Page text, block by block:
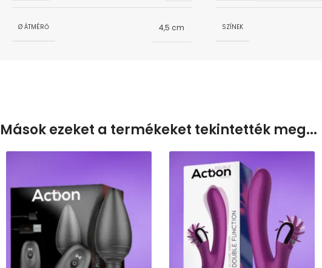
Ø ÁTMÉRŐ 4,5 cm SZÍNEK
Mások ezeket a termékeket tekintették meg...